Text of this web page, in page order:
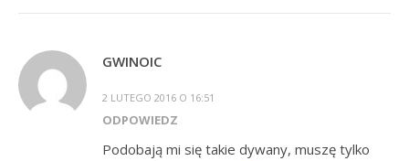
GWINOIC
2 LUTEGO 2016 O 16:51
ODPOWIEDZ
Podobają mi się takie dywany, muszę tylko